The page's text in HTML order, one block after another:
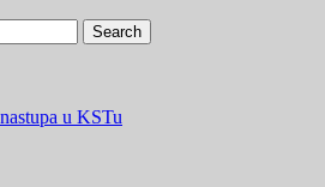
u KSTu